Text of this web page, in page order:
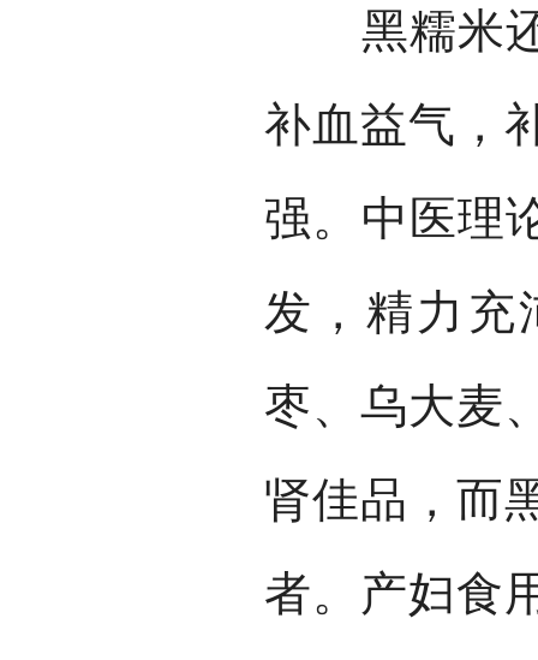
黑糯米还
补血益气，
强。中医理
发，精力充
枣、乌大麦
肾佳品，而
者。产妇食